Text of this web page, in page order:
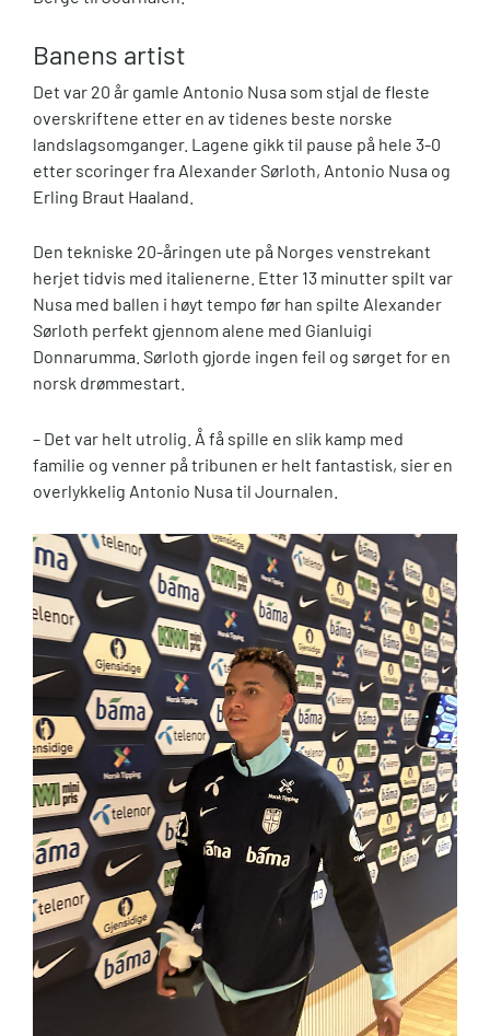
Banens artist
Det var 20 år gamle Antonio Nusa som stjal de fleste
overskriftene etter en av tidenes beste norske
landslagsomganger. Lagene gikk til pause på hele 3-0
etter scoringer fra Alexander Sørloth, Antonio Nusa og
Erling Braut Haaland.
Den tekniske 20-åringen ute på Norges venstrekant
herjet tidvis med italienerne. Etter 13 minutter spilt var
Nusa med ballen i høyt tempo før han spilte Alexander
Sørloth perfekt gjennom alene med Gianluigi
Donnarumma. Sørloth gjorde ingen feil og sørget for en
norsk drømmestart.
– Det var helt utrolig. Å få spille en slik kamp med
familie og venner på tribunen er helt fantastisk, sier en
overlykkelig Antonio Nusa til Journalen.